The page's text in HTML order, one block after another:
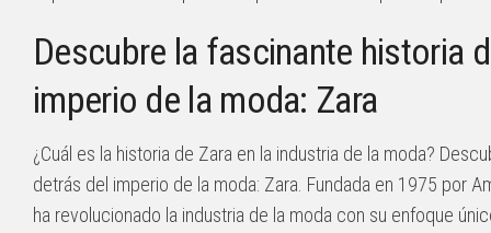
Descubre la fascinante historia
imperio de la moda: Zara
¿Cuál es la historia de Zara en la industria de la moda?
detrás del imperio de la moda: Zara. Fundada en 1975 por
ha revolucionado la industria de la moda con su enfoque